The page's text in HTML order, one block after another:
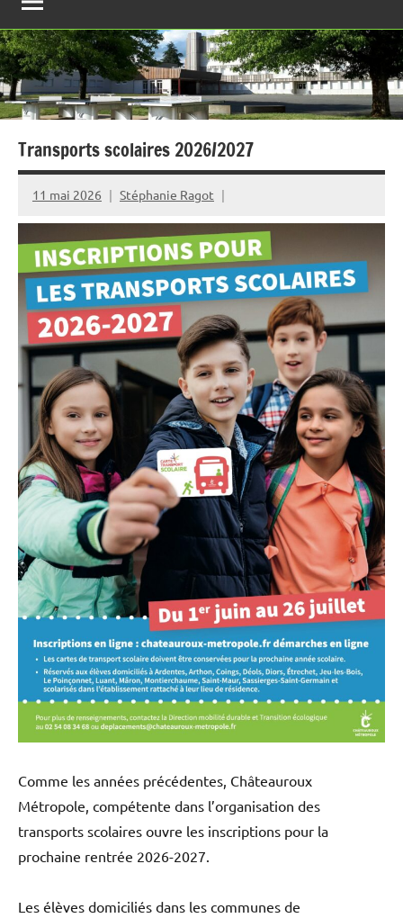
Transports scolaires 2026/2027
11 mai 2026 Stéphanie Ragot
Comme les années précédentes, Châteauroux
Métropole, compétente dans l’organisation des
transports scolaires ouvre les inscriptions pour la
prochaine rentrée 2026-2027.
Les élèves domiciliés dans les communes de